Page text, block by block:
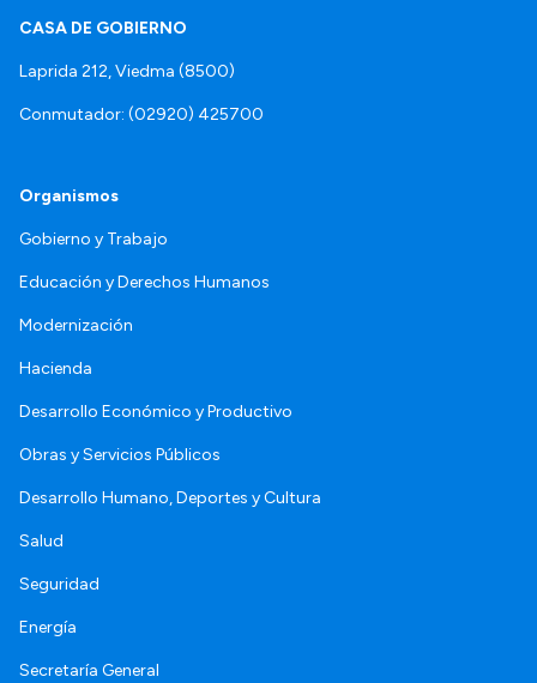
CASA DE GOBIERNO
Laprida 212, Viedma (8500)
Conmutador: (02920) 425700
Organismos
Gobierno y Trabajo
Educación y Derechos Humanos
Modernización
Hacienda
Desarrollo Económico y Productivo
Obras y Servicios Públicos
Desarrollo Humano, Deportes y Cultura
Salud
Seguridad
Energía
Secretaría General